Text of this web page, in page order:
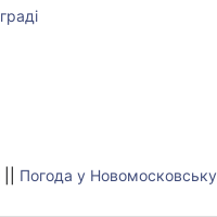
Погода у Новомосковську